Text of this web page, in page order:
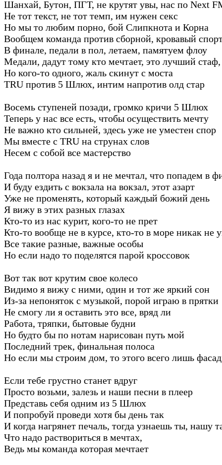
Шанхай, Бутон, ПГТ, не крутят увы, нас по Next
Не тот текст, не тот темп, им нужен секс
Но мы то любим порно, бой Слипкнота и Корна
Вообщем команда против сборной, кровавый
В финале, педали в пол, летаем, памятуем флоу
Медали, дадут тому кто мечтает, это лучший стаф,
Но кого-то одного, жаль скинут с моста
TRU против 5 Шлюх, интим напротив олд стар
Восемь ступеней позади, громко кричи 5 Шлюх
Теперь у нас все есть, чтобы осуществить мечту
Не важно кто сильней, здесь уже не уместен спор
Мы вместе с TRU на струнах слов
Несем с собой все мастерство
Года полтора назад я и не мечтал, что попадем в
И буду ездить с вокзала на вокзал, этот азарт
Уже не променять, который каждый божий день
Я вижу в этих разных глазах
Кто-то из нас курит, кого-то не прет
Кто-то вообще не в курсе, кто-то в море никак не
Все такие разные, важные особы
Но если надо то поделятся парой кроссовок
Вот так вот крутим свое колесо
Видимо я вижу с ними, один и тот же яркий сон
Из-за непоняток с музыкой, порой играю в прятки
Не смогу ли я оставить это все, вряд ли
Работа, тряпки, бытовые будни
Но будто бы по нотам нарисован путь мой
Последний трек, финальная полоса
Но если мы строим дом, то этого всего лишь фасад
Если тебе грустно станет вдруг
Просто возьми, залезь и наши песни в плеер
Представь себя одним из 5 Шлюх
И попробуй проведи хотя бы день так
И когда нагрянет печаль, тогда узнаешь ты, нашу
Что надо раствориться в мечтах,
Ведь мы команда которая мечтает